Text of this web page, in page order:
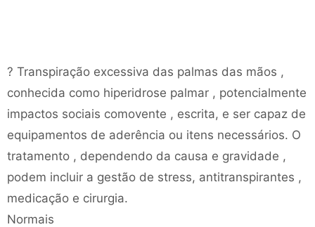
? Transpiração excessiva das palmas das mãos ,
conhecida como hiperidrose palmar , potencialmente
impactos sociais comovente , escrita, e ser capaz de
equipamentos de aderência ou itens necessários. O
tratamento , dependendo da causa e gravidade ,
podem incluir a gestão de stress, antitranspirantes ,
medicação e cirurgia.
Normais